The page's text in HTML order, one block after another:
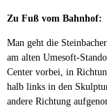
Zu Fuß vom Bahnhof:
Man geht die
am alten Umesoft-
Center vorbei, in
halb links in den
andere Richtung